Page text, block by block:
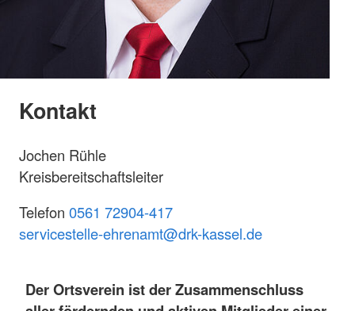
Kontakt
Jochen Rühle
Kreisbereitschaftsleiter
Telefon 0561 72904-417
servicestelle-ehrenamt@drk-kassel.de
Der Ortsverein ist der Zusammenschluss